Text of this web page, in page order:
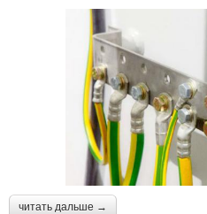
читать дальше →